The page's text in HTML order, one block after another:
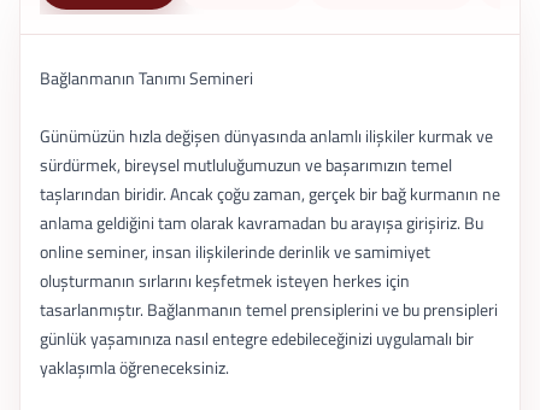
Bağlanmanın Tanımı Semineri
Günümüzün hızla değişen dünyasında anlamlı ilişkiler kurmak ve
sürdürmek, bireysel mutluluğumuzun ve başarımızın temel
taşlarından biridir. Ancak çoğu zaman, gerçek bir bağ kurmanın ne
anlama geldiğini tam olarak kavramadan bu arayışa girişiriz. Bu
online seminer, insan ilişkilerinde derinlik ve samimiyet
oluşturmanın sırlarını keşfetmek isteyen herkes için
tasarlanmıştır. Bağlanmanın temel prensiplerini ve bu prensipleri
günlük yaşamınıza nasıl entegre edebileceğinizi uygulamalı bir
yaklaşımla öğreneceksiniz.